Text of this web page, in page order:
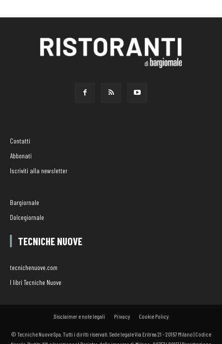
Contatti
Abbonati
Iscriviti alla newsletter
Bargiornale
Dolcegiornale
TECNICHE NUOVE
tecnichenuove.com
I libri Tecniche Nuove
Disclaimer e note legali Privacy Cookie Policy
© Tecniche Nuove Spa. Tutti i diritti riservati. Sede legale Via Eritrea 21 - 20157 Milano | Codice